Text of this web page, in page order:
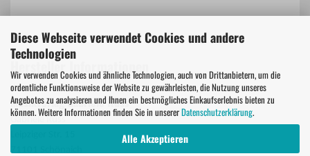
Diese Webseite verwendet Cookies und andere
Technologien
Wir verwenden Cookies und ähnliche Technologien, auch von Drittanbietern, um die
ordentliche Funktionsweise der Website zu gewährleisten, die Nutzung unseres
Angebotes zu analysieren und Ihnen ein bestmögliches Einkaufserlebnis bieten zu
können. Weitere Informationen finden Sie in unsererDatenschutzerklärung.
Alle Akzeptieren
Hersteller Informationen
Musikverlag Gabriele Russ
71101 Schönaich